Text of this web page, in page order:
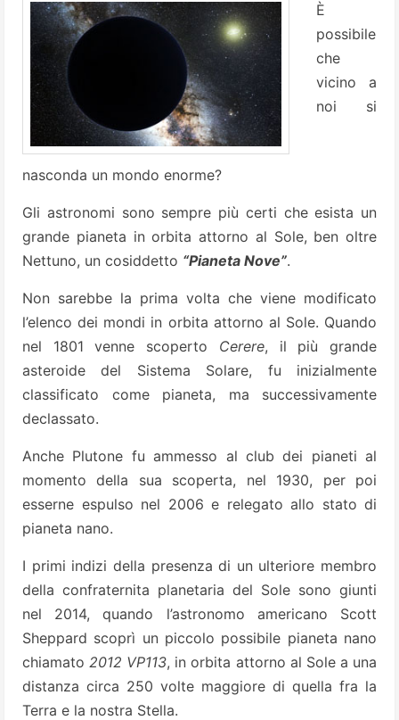
È
possibile
che
vicino a
noi si
nasconda un mondo enorme?
Gli astronomi sono sempre più certi che esista un
grande pianeta in orbita attorno al Sole, ben oltre
Nettuno, un cosiddetto “Pianeta Nove”.
Non sarebbe la prima volta che viene modificato
l’elenco dei mondi in orbita attorno al Sole. Quando
nel 1801 venne scoperto Cerere, il più grande
asteroide del Sistema Solare, fu inizialmente
classificato come pianeta, ma successivamente
declassato.
Anche Plutone fu ammesso al club dei pianeti al
momento della sua scoperta, nel 1930, per poi
esserne espulso nel 2006 e relegato allo stato di
pianeta nano.
I primi indizi della presenza di un ulteriore membro
della confraternita planetaria del Sole sono giunti
nel 2014, quando l’astronomo americano Scott
Sheppard scoprì un piccolo possibile pianeta nano
chiamato2012 VP113, in orbita attorno al Sole a una
distanza circa 250 volte maggiore di quella fra la
Terra e la nostra Stella.